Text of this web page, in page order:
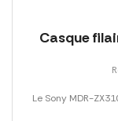
Casque
Le Sony MDR-